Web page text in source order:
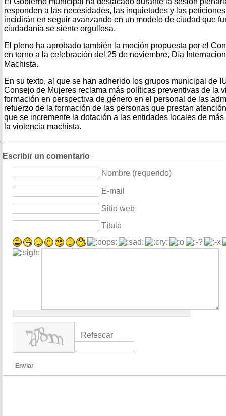
responden a las necesidades, las inquietudes y las
incidirán en seguir avanzando en un modelo de ciudad que
ciudadanía se siente orgullosa.
El pleno ha aprobado también la moción propuesta por el
en torno a la celebración del 25 de noviembre, Día
Machista.
En su texto, al que se han adherido los grupos municipal de
Consejo de Mujeres reclama más políticas preventivas de la
formación en perspectiva de género en el personal de las
refuerzo de la formación de las personas que prestan
que se incremente la dotación a las entidades locales de
la violencia machista.
Escribir un comentario
Nombre (requerido)
E-mail
Sitio web
Título
Refescar
Enviar